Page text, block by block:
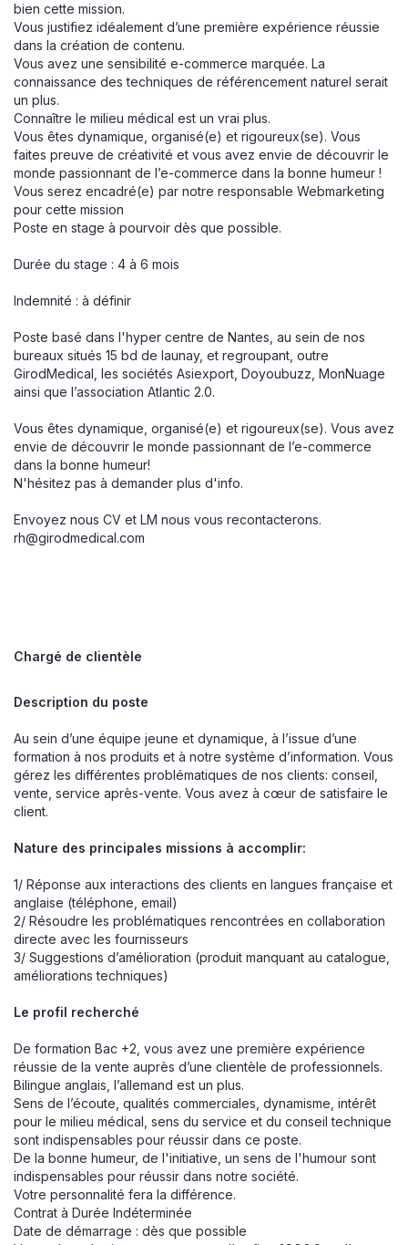
bien cette mission.
Vous justifiez idéalement d’une première expérience réussie
dans la création de contenu.
Vous avez une sensibilité e-commerce marquée. La
connaissance des techniques de référencement naturel serait
un plus.
Connaître le milieu médical est un vrai plus.
Vous êtes dynamique, organisé(e) et rigoureux(se). Vous
faites preuve de créativité et vous avez envie de découvrir le
monde passionnant de l’e-commerce dans la bonne humeur !
Vous serez encadré(e) par notre responsable Webmarketing
pour cette mission
Poste en stage à pourvoir dès que possible.
Durée du stage : 4 à 6 mois
Indemnité : à définir
Poste basé dans l'hyper centre de Nantes, au sein de nos
bureaux situés 15 bd de launay, et regroupant, outre
GirodMedical, les sociétés Asiexport, Doyoubuzz, MonNuage
ainsi que l’association Atlantic 2.0.
Vous êtes dynamique, organisé(e) et rigoureux(se). Vous avez
envie de découvrir le monde passionnant de l’e-commerce
dans la bonne humeur!
N'hésitez pas à demander plus d'info.
Envoyez nous CV et LM nous vous recontacterons.
rh@girodmedical.com
Chargé de clientèle
Description du poste
Au sein d’une équipe jeune et dynamique, à l’issue d’une
formation à nos produits et à notre système d’information. Vous
gérez les différentes problématiques de nos clients: conseil,
vente, service après-vente. Vous avez à cœur de satisfaire le
client.
Nature des principales missions à accomplir:
1/ Réponse aux interactions des clients en langues française et
anglaise (téléphone, email)
2/ Résoudre les problématiques rencontrées en collaboration
directe avec les fournisseurs
3/ Suggestions d’amélioration (produit manquant au catalogue,
améliorations techniques)
Le profil recherché
De formation Bac +2, vous avez une première expérience
réussie de la vente auprès d’une clientèle de professionnels.
Bilingue anglais, l’allemand est un plus.
Sens de l’écoute, qualités commerciales, dynamisme, intérêt
pour le milieu médical, sens du service et du conseil technique
sont indispensables pour réussir dans ce poste.
De la bonne humeur, de l'initiative, un sens de l'humour sont
indispensables pour réussir dans notre société.
Votre personnalité fera la différence.
Contrat à Durée Indéterminée
Date de démarrage : dès que possible